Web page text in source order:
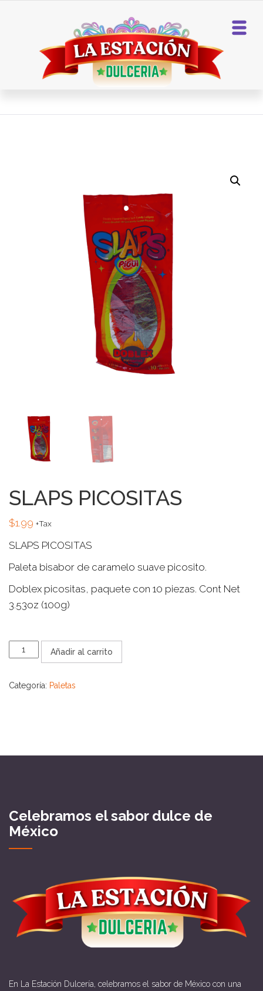
Home
Paletas
SLAPS PICOSITAS
$1.99 +Tax
SLAPS PICOSITAS
Paleta bisabor de caramelo suave picosito.
Doblex picositas, paquete con 10 piezas. Cont Net
3.53oz (100g)
SLAPS
PICOSITAS
Añadir al carrito
Categoría: Paletas
Celebramos el sabor dulce de
México
En La Estación Dulcería, celebramos el sabor de México con una